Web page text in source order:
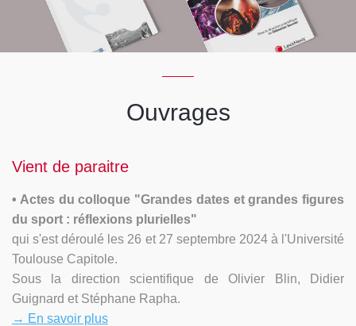
Ouvrages
Vient de paraitre
• Actes du colloque "Grandes dates et grandes figures
du sport : réflexions plurielles"
qui s'est déroulé les 26 et 27 septembre 2024 à l'Université
Toulouse Capitole.
Sous la direction scientifique de Olivier Blin, Didier
Guignard et Stéphane Rapha.
→ En savoir plus